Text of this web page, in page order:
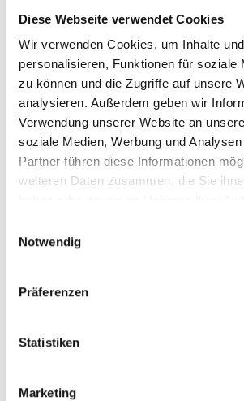
Diese Webseite verwendet Cookies
Wir verwenden Cookies, um Inhalte
personalisieren, Funktionen für soziale
zu können und die Zugriffe auf unsere
analysieren. Außerdem geben wir
Verwendung unserer Website an
soziale Medien, Werbung und
Partner führen diese Informationen
weiteren Daten zusammen, die Sie
Notwendig
Präferenzen
Statistiken
Marketing
WAR DER INHALT FÜR DICH
JA NEIN